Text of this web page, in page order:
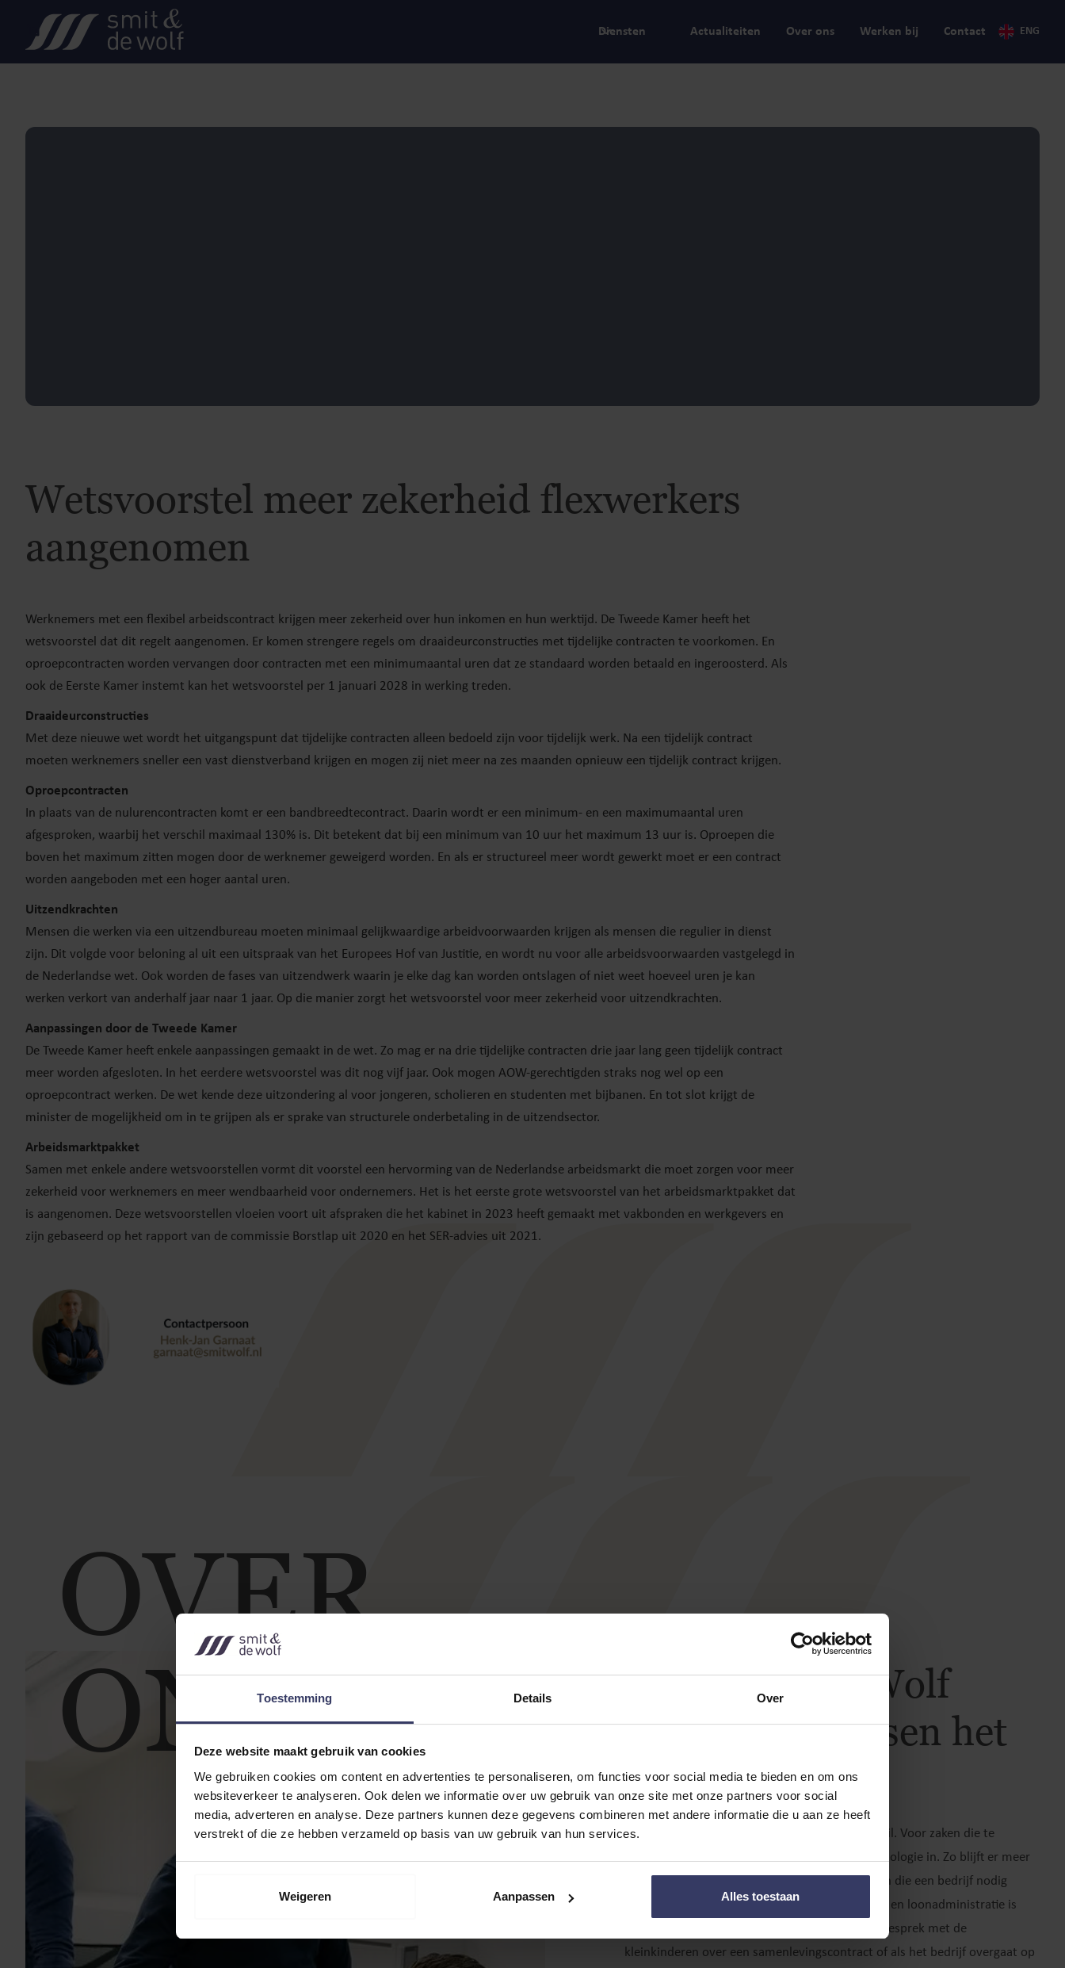
Toestemming Details Over
Deze website maakt gebruik van cookies
We gebruiken cookies om content en advertenties te personaliseren, om functies voor social media te bieden en om ons
websiteverkeer te analyseren. Ook delen we informatie over uw gebruik van onze site met onze partners voor social
media, adverteren en analyse. Deze partners kunnen deze gegevens combineren met andere informatie die u aan ze heeft
verstrekt of die ze hebben verzameld op basis van uw gebruik van hun services.
Weigeren Aanpassen Alles toestaan
Diensten Actualiteiten Over ons Werken bij Contact ENG
Wetsvoorstel meer zekerheid flexwerkers
aangenomen
Werknemers met een flexibel arbeidscontract krijgen meer zekerheid over hun inkomen en hun werktijd. De Tweede Kamer heeft het
wetsvoorstel dat dit regelt aangenomen. Er komen strengere regels om draaideurconstructies met tijdelijke contracten te voorkomen. En
oproepcontracten worden vervangen door contracten met een minimumaantal uren dat ze standaard worden betaald en ingeroosterd. Als
ook de Eerste Kamer instemt kan het wetsvoorstel per 1 januari 2028 in werking treden.
Draaideurconstructies
Met deze nieuwe wet wordt het uitgangspunt dat tijdelijke contracten alleen bedoeld zijn voor tijdelijk werk. Na een tijdelijk contract
moeten werknemers sneller een vast dienstverband krijgen en mogen zij niet meer na zes maanden opnieuw een tijdelijk contract krijgen.
Oproepcontracten
In plaats van de nulurencontracten komt er een bandbreedtecontract. Daarin wordt er een minimum- en een maximumaantal uren
afgesproken, waarbij het verschil maximaal 130% is. Dit betekent dat bij een minimum van 10 uur het maximum 13 uur is. Oproepen die
boven het maximum zitten mogen door de werknemer geweigerd worden. En als er structureel meer wordt gewerkt moet er een contract
worden aangeboden met een hoger aantal uren.
Uitzendkrachten
Mensen die werken via een uitzendbureau moeten minimaal gelijkwaardige arbeidvoorwaarden krijgen als mensen die regulier in dienst
zijn. Dit volgde voor beloning al uit een uitspraak van het Europees Hof van Justitie, en wordt nu voor alle arbeidsvoorwaarden vastgelegd in
de Nederlandse wet. Ook worden de fases van uitzendwerk waarin je elke dag kan worden ontslagen of niet weet hoeveel uren je kan
werken verkort van anderhalf jaar naar 1 jaar. Op die manier zorgt het wetsvoorstel voor meer zekerheid voor uitzendkrachten.
Aanpassingen door de Tweede Kamer
De Tweede Kamer heeft enkele aanpassingen gemaakt in de wet. Zo mag er na drie tijdelijke contracten drie jaar lang geen tijdelijk contract
meer worden afgesloten. In het eerdere wetsvoorstel was dit nog vijf jaar. Ook mogen AOW-gerechtigden straks nog wel op een
oproepcontract werken. De wet kende deze uitzondering al voor jongeren, scholieren en studenten met bijbanen. En tot slot krijgt de
minister de mogelijkheid om in te grijpen als er sprake van structurele onderbetaling in de uitzendsector.
Arbeidsmarktpakket
Samen met enkele andere wetsvoorstellen vormt dit voorstel een hervorming van de Nederlandse arbeidsmarkt die moet zorgen voor meer
zekerheid voor werknemers en meer wendbaarheid voor ondernemers. Het is het eerste grote wetsvoorstel van het arbeidsmarktpakket dat
is aangenomen. Deze wetsvoorstellen vloeien voort uit afspraken die het kabinet in 2023 heeft gemaakt met vakbonden en werkgevers en
zijn gebaseerd op het rapport van de commissie Borstlap uit 2020 en het SER-advies uit 2021.
OVER
ONS
Bij Smit & de Wolf
maken de mensen het
verschil
Bij Smit & de Wolf maken de mensen het verschil. Voor zaken die te
automatiseren zijn, zetten we de nieuwste technologie in. Zo blijft er meer
tijd om te doen waar we goed in zijn: de CFO zijn die een bedrijf nodig
heeft. Dat we zorgen voor aangiftes, jaarstukken en loonadministratie is
vanzelfsprekend, maar wij zijn er ook voor een gesprek met de
kleinkinderen over een samenlevingscontract of als het bedrijf overgaat op